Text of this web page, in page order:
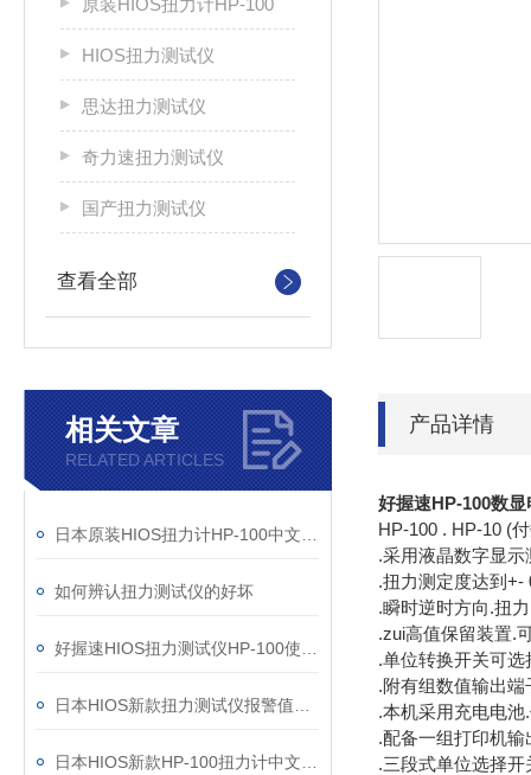
原装HIOS扭力计HP-100
HIOS扭力测试仪
思达扭力测试仪
奇力速扭力测试仪
国产扭力测试仪
查看全部
相关文章
RELATED ARTICLES
如何辨认扭力测试仪的好坏
产品详情
好握速HP-100数
HP-100 . HP-10 (
.采用液晶数字显
.扭力测定度达到+-
.瞬时逆时方向.扭
.zui高值保留装置.
.单位转换开关可
.附有组数值输出
.本机采用充电电
.配备一组打印机
.三段式单位选择